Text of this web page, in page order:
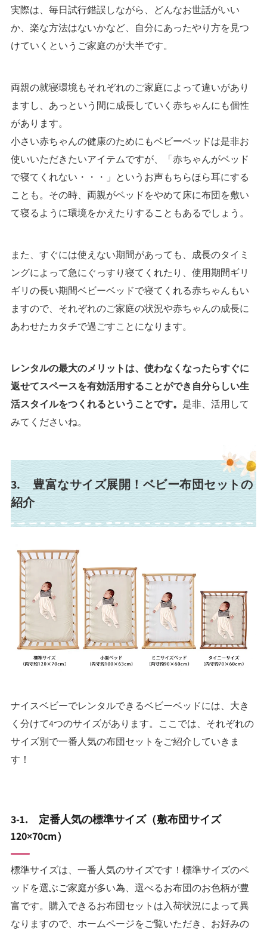
実際は、毎日試行錯誤しながら、どんなお世話がいい
か、楽な方法はないかなど、自分にあったやり方を見つ
けていくというご家庭のが大半です。
両親の就寝環境もそれぞれのご家庭によって違いがあり
ますし、あっという間に成長していく赤ちゃんにも個性
があります。
小さい赤ちゃんの健康のためにもベビーベッドは是非お
使いいただきたいアイテムですが、「赤ちゃんがベッド
で寝てくれない・・・」というお声もちらほら耳にする
ことも。その時、両親がベッドをやめて床に布団を敷い
て寝るように環境をかえたりすることもあるでしょう。
また、すぐには使えない期間があっても、成長のタイミ
ングによって急にぐっすり寝てくれたり、使用期間ギリ
ギリの長い期間ベビーベッドで寝てくれる赤ちゃんもい
ますので、それぞれのご家庭の状況や赤ちゃんの成長に
あわせたカタチで過ごすことになります。
レンタルの最大のメリットは、使わなくなったらすぐに
返せてスペースを有効活用することができ自分らしい生
活スタイルをつくれるということです。 是非、活用して
みてくださいね。
3. 豊富なサイズ展開！ベビー布団セットの
紹介
ナイスベビーでレンタルできるベビーベッドには、大き
く分けて4つのサイズがあります。ここでは、それぞれの
サイズ別で一番人気の布団セットをご紹介していきま
す！
3-1. 定番人気の標準サイズ（敷布団サイズ
120×70cm）
標準サイズは、一番人気のサイズです！標準サイズのベ
ッドを選ぶご家庭が多い為、選べるお布団のお色柄が豊
富です。購入できるお布団セットは入荷状況によって異
なりますので、ホームページをご覧いただき、お好みの